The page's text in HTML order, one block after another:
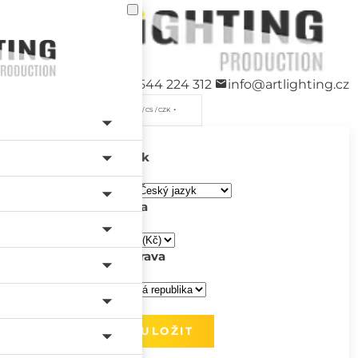
+420 544 224 312 info@artlighting.cz
/ CS / CZK
Jazyk
Měna
Doprava